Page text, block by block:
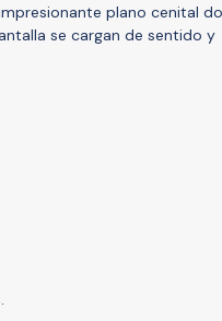
plano cenital
se cargan de sentido y